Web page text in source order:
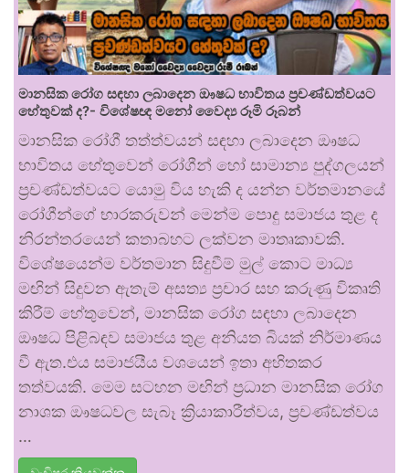
මානසික රෝග සඳහා ලබාදෙන ඖෂධ භාවිතය ප්‍රචණ්ඩත්වයට
හේතුවක් ද?- විශේෂඥ මනෝ වෛද්‍ය රූමි රූබන්
මානසික රෝගී තත්ත්වයන් සඳහා ලබාදෙන ඖෂධ
භාවිතය හේතුවෙන් රෝගීන් හෝ සාමාන්‍ය පුද්ගලයන්
ප්‍රචණ්ඩත්වයට යොමු විය හැකි ද යන්න වර්තමානයේ
රෝගීන්ගේ භාරකරුවන් මෙන්ම පොදු සමාජය තුළ ද
නිරන්තරයෙන් කතාබහට ලක්වන මාතෘකාවකි.
විශේෂයෙන්ම වර්තමාන සිදුවීම් මුල් කොට මාධ්‍ය
මඟින් සිදුවන ඇතැම් අසත්‍ය ප්‍රචාර සහ කරුණු විකෘති
කිරීම් හේතුවෙන්, මානසික රෝග සඳහා ලබාදෙන
ඖෂධ පිළිබඳව සමාජය තුළ අනියත බියක් නිර්මාණය
වී ඇත.එය සමාජයීය වශයෙන් ඉතා අහිතකර
තත්වයකි. මෙම සටහන මඟින් ප්‍රධාන මානසික රෝග
නාශක ඖෂධවල සැබෑ ක්‍රියාකාරීත්වය, ප්‍රචණ්ඩත්වය
…